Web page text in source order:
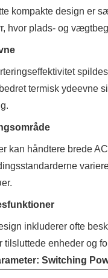
kompakte design er
hvor plads- og
termisk ydeevne
kan håndtere brede
inkluderer ofte
tilsluttede enheder og
Switching